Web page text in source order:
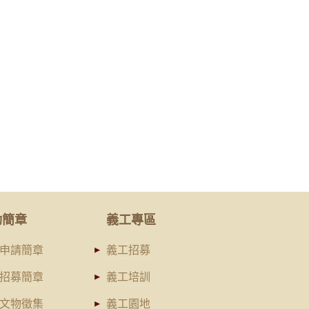
章
請簡章
募簡章
物徵集
義工專區
義工招募
義工培訓
義工園地